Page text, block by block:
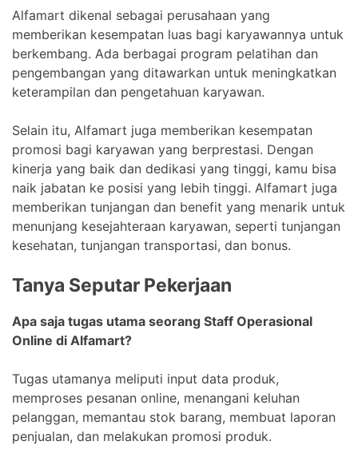
Alfamart dikenal sebagai perusahaan yang
memberikan kesempatan luas bagi karyawannya untuk
berkembang. Ada berbagai program pelatihan dan
pengembangan yang ditawarkan untuk meningkatkan
keterampilan dan pengetahuan karyawan.
Selain itu, Alfamart juga memberikan kesempatan
promosi bagi karyawan yang berprestasi. Dengan
kinerja yang baik dan dedikasi yang tinggi, kamu bisa
naik jabatan ke posisi yang lebih tinggi. Alfamart juga
memberikan tunjangan dan benefit yang menarik untuk
menunjang kesejahteraan karyawan, seperti tunjangan
kesehatan, tunjangan transportasi, dan bonus.
Tanya Seputar Pekerjaan
Apa saja tugas utama seorang Staff Operasional
Online di Alfamart?
Tugas utamanya meliputi input data produk,
memproses pesanan online, menangani keluhan
pelanggan, memantau stok barang, membuat laporan
penjualan, dan melakukan promosi produk.